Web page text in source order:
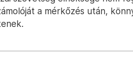
a mérkőzés után,